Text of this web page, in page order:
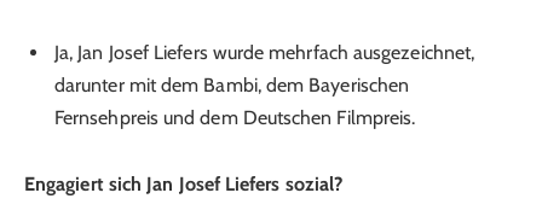
Ja, Jan Josef Liefers wurde mehrfach ausgezeichnet,
darunter mit dem Bambi, dem Bayerischen
Fernsehpreis und dem Deutschen Filmpreis.
Engagiert sich Jan Josef Liefers sozial?